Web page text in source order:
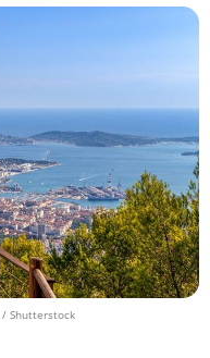
Shutterstock